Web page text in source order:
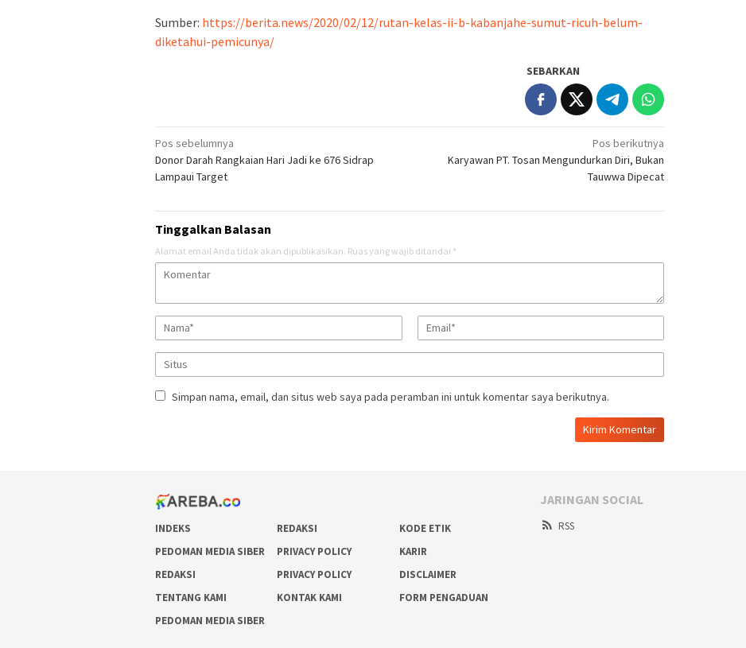
Sumber: https://berita.news/2020/02/12/rutan-kelas-ii-b-kabanjahe-sumut-ricuh-belum-
diketahui-pemicunya/
SEBARKAN
Navigasi
pos
Pos sebelumnya
Donor Darah Rangkaian Hari Jadi ke 676 Sidrap
Lampaui Target
Pos berikutnya
Karyawan PT. Tosan Mengundurkan Diri, Bukan
Tauwwa Dipecat
Tinggalkan Balasan
Alamat email Anda tidak akan dipublikasikan. Ruas yang wajib ditandai *
Simpan nama, email, dan situs web saya pada peramban ini untuk komentar saya berikutnya.
INDEKS REDAKSI
KODE ETIK
PEDOMAN MEDIA SIBER
PRIVACY POLICY
KARIR
REDAKSI
PRIVACY POLICY
DISCLAIMER
TENTANG KAMI
KONTAK KAMI
FORM PENGADUAN
PEDOMAN MEDIA SIBER
JARINGAN SOCIAL
RSS